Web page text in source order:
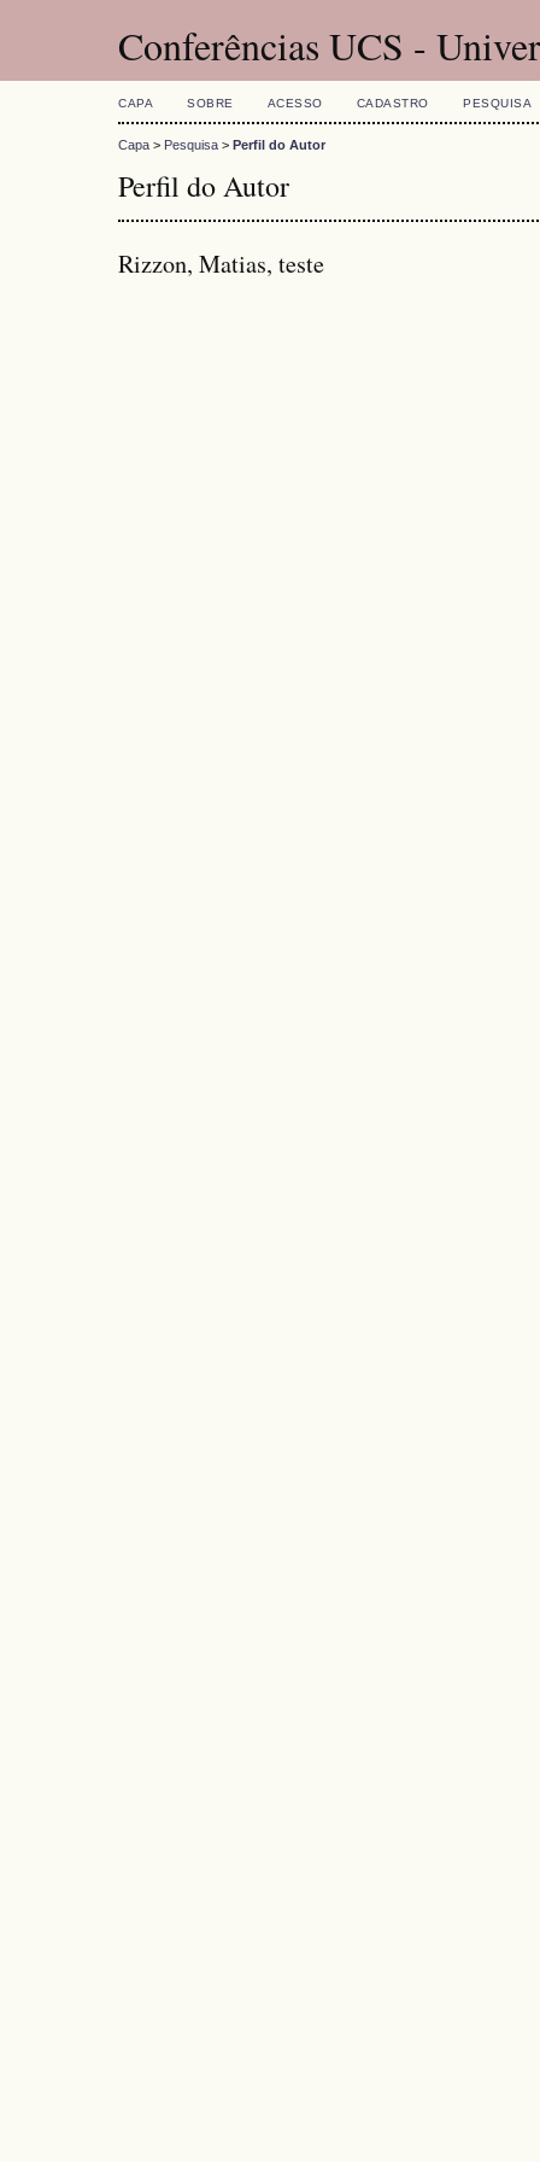
Conferências UCS -
CAPA SOBRE ACESSO CADASTRO PESQUISA
Capa > Pesquisa > Perfil do Autor
Perfil do Autor
Rizzon, Matias, teste